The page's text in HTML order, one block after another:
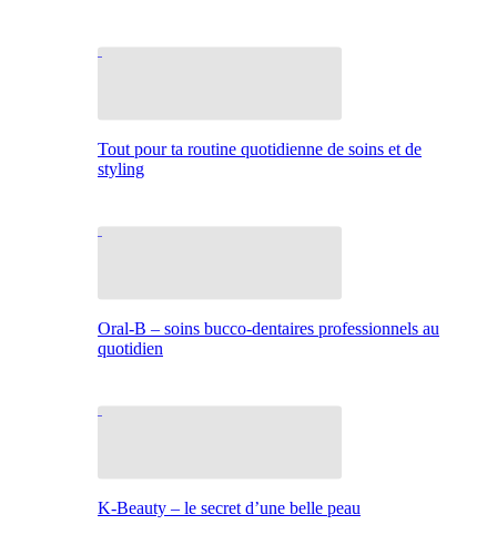
Tout pour ta routine quotidienne de soins et de
styling
Oral-B – soins bucco-dentaires professionnels au
quotidien
K-Beauty – le secret d’une belle peau